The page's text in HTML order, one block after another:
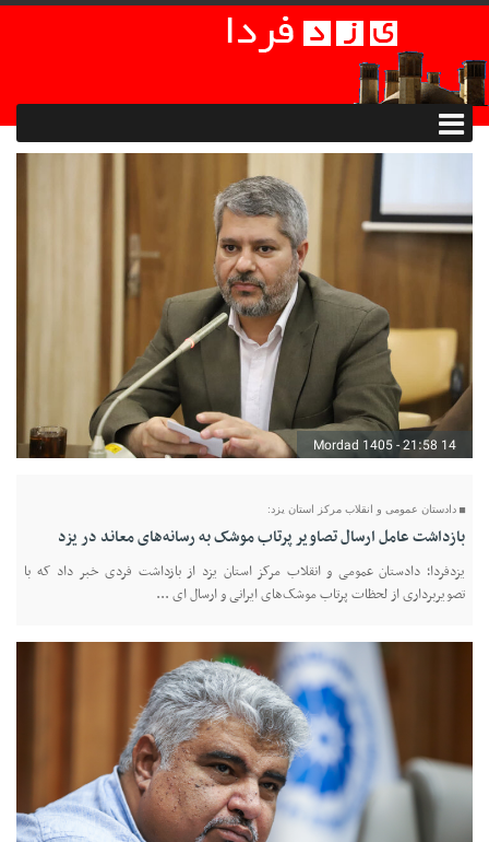
14 Mordad 1405 - 21:58
دادستان عمومی و انقلاب مرکز استان یزد:
بازداشت عامل ارسال تصاویر پرتاب موشک به رسانه‌های معاند در یزد
یزدفردا؛ دادستان عمومی و انقلاب مرکز استان یزد از بازداشت فردی خبر داد که با
تصویربرداری از لحظات پرتاب موشک‌های ایرانی و ارسال ای ...